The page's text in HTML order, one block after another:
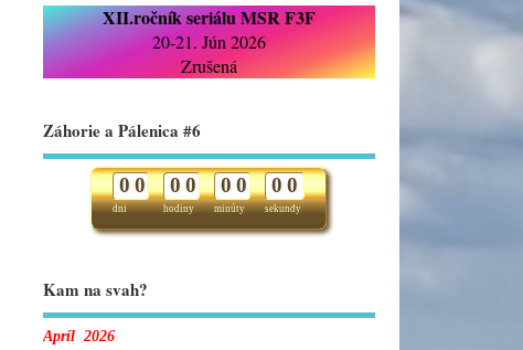
XII.ročník seriálu MSR F3F
20-21. Jún 2026
Zrušená
Záhorie a Pálenica #6
dni
0 0
hodiny
0 0
minúty
0 0
sekundy
0 0
Kam na svah?
Apríl 2026